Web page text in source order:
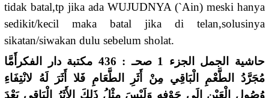
tidak batal,tp jika ada WUJUDNYA (`Ain) meski hanya
sedikit/kecil maka batal jika di telan,solusinya
sikatan/siwakan dulu sebelum sholat.
حاشية الجمل الجزء 1 صحـ : 436 مكتبة دار الفكرأَمَّا
مُجَرَّدُ الطَّعْمِ الْبَاقِي مِنْ أَثَرِ الطَّعَامِ فَلا أَثَرَ لَهُ لانْتِفَاءِ
وُصُولِ الْعَيْنِ إلَى جَوْفِهِ وَلَيْسَ مِثْلُ ذَلِكَ الأَثَرُ الْبَاقِي بَعْدَ